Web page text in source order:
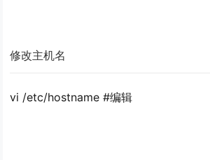
修改主机名
vi /etc/hostname #编辑